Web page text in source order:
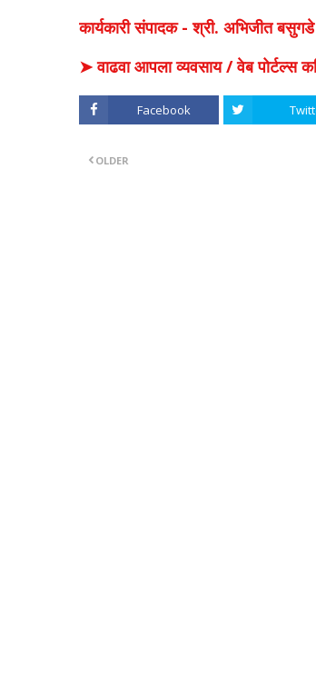
कार्यकारी संपादक - श्री. अभिजीत
➤ वाढवा आपला व्यवसाय / वेब
Facebook
OLDER